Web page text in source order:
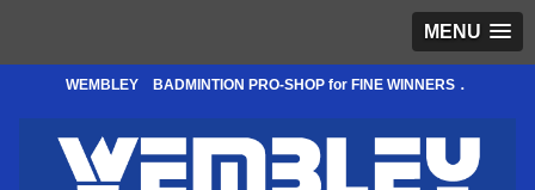
MENU
WEMBLEY BADMINTION PRO-SHOP for FINE WINNERS．